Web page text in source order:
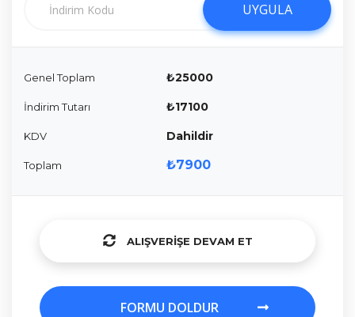
UYGULA
UYGULA
Genel Toplam ₺25000
İndirim Tutarı ₺17100
KDV Dahildir
Toplam ₺7900
ALIŞVERIŞE DEVAM ET
ALIŞVERIŞE DEVAM ET
FORMU DOLDUR
FORMU DOLDUR